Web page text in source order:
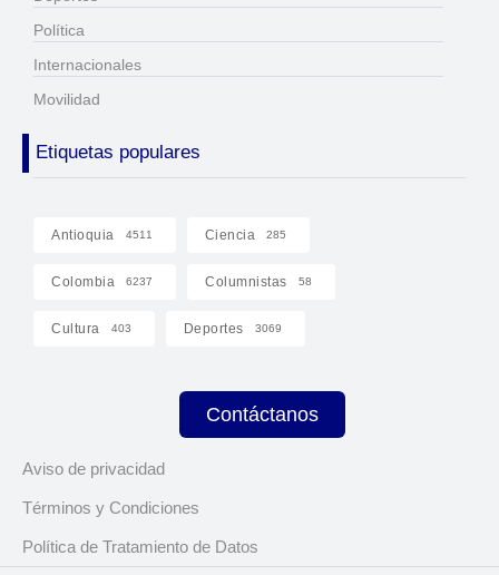
Política
Internacionales
Movilidad
Etiquetas populares
Antioquia 4511 Ciencia 285
Colombia 6237 Columnistas 58
Cultura 403 Deportes 3069
Contáctanos
Aviso de privacidad
Términos y Condiciones
Política de Tratamiento de Datos